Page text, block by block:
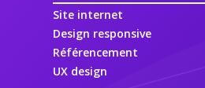
Site internet
Design responsive
Référencement
UX design